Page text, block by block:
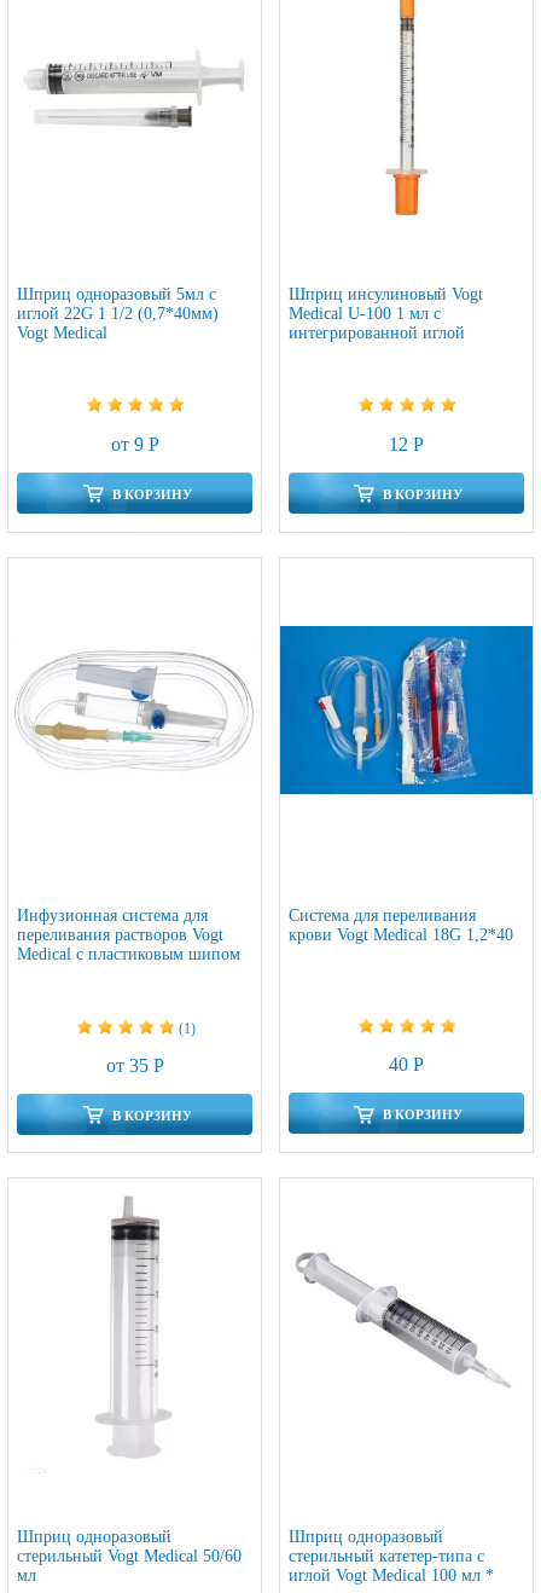
Шприц одноразовый 5мл с
иглой 22G 1 1/2 (0,7*40мм)
Vogt Medical
от 9 Р
В КОРЗИНУ
Шприц инсулиновый Vogt
Medical U-100 1 мл с
интегрированной иглой
12 Р
В КОРЗИНУ
Инфузионная система для
переливания растворов Vogt
Medical с пластиковым шипом
(1)
от 35 Р
В КОРЗИНУ
Система для переливания
крови Vogt Medical 18G 1,2*40
40 Р
В КОРЗИНУ
Шприц одноразовый
стерильный Vogt Medical 50/60
мл
Шприц одноразовый
стерильный катетер-типа с
иглой Vogt Medical 100 мл *